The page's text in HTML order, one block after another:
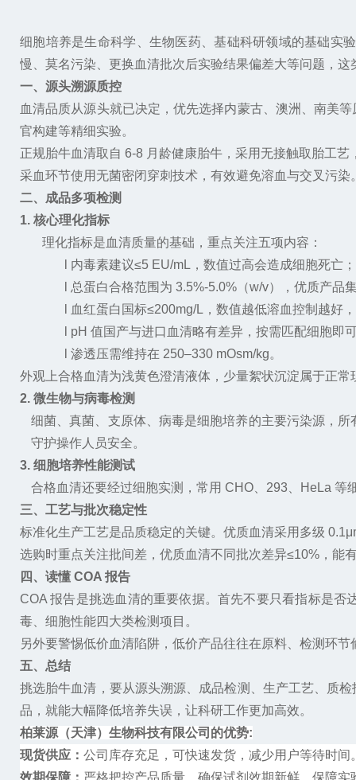
细胞培养是生命科学、生物医药、基础科研领域的基础实
慢、莫名污染、更换血清批次后实验结果偏差大等问题，
一、源头溯源质控
血清品质从源头就已决定，优先选择内蒙古、澳洲、南美
官构建等精细实验。
正规胎牛血清取自 6-8 月龄健康胎牛，采用无接触取胎工艺
采血环节使用无菌密闭穿刺技术，有效避免溶血与交叉污
二、成品多项检测
1. 核心理化指标
理化指标是血清质量的基础，重点关注五项内容：
内毒素建议≤5 EU/mL ，数值过高会造成细胞死亡；
总蛋白合格范围为 3.5%-5.0% （w/v），优质产品
血红蛋白国标≤200mg/L ，数值越低溶血控制越好
pH 值国产与进口血清略有差异，按需匹配细胞即
渗透压需维持在 250–330 mOsm/kg。
外观上合格血清为浅黄色澄清液体，少量絮状沉淀属于正常
2. 微生物与病毒检测
细菌、真菌、支原体、病毒是细胞培养的主要污染源，
守护操作人员安全。
3. 细胞培养性能测试
合格血清还要经过细胞实测，常用 CHO 293 HeLa 等
三、工艺与批次稳定性
标准化生产工艺是品质稳定的关键。优质血清采用多级
选购时重点关注批间差 ，优质血清不同批次差异≤10% ，能
四、读懂 COA 报告
COA报告是挑选血清的重要依据。首先不要只看指标是否
毒、细胞性能四大类检测项目。
另外要警惕低价血清陷阱，低价产品往往在原料、检测环
五、总结
挑选胎牛血清，要从源头溯源、成品检测、生产工艺、质
品，就能大幅降低培养失误，让科研工作更加高效。
柏莱源（天津）生物科技有限公司的优势:
现货供应： 公司库存充足，可快速发货，减少用户等待时间
效期保障： 严格把控产品质量，确保试剂效期新鲜，保障实